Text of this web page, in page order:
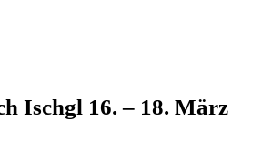
Ischgl 16. – 18. März